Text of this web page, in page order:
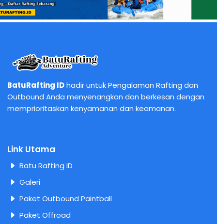
BatuRafting IDhadir untuk Pengalaman Rafting dan
Outbound Anda menyenangkan dan berkesan dengan
memprioritaskan kenyamanan dan keamanan.
Link Utama
Batu Rafting ID
Galeri
Paket Outbound Paintball
Paket Offroad